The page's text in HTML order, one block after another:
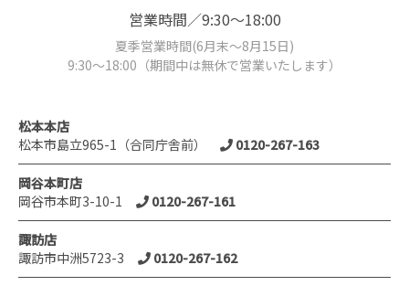
営業時間／9:30～18:00
夏季営業時間(6月末～8月15日)
9:30～18:00（期間中は無休で営業いたします）
松本本店
松本市島立965-1（合同庁舎前）
0120-267-163
岡谷本町店
岡谷市本町3-10-1
0120-267-161
諏訪店
諏訪市中洲5723-3
0120-267-162